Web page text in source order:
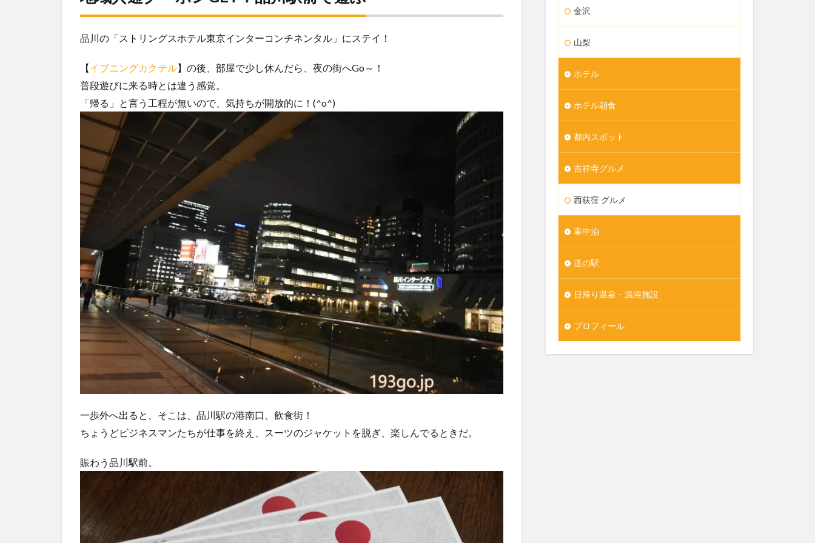
品川の「ストリングスホテル東京インターコンチネンタル」にステイ！
【イブニングカクテル】の後、部屋で少し休んだら、夜の街へGo～！
普段遊びに来る時とは違う感覚。
「帰る」と言う工程が無いので、気持ちが開放的に！(^o^)
一歩外へ出ると、そこは、品川駅の港南口、飲食街！
ちょうどビジネスマンたちが仕事を終え、スーツのジャケットを脱ぎ、楽しんでるときだ。
賑わう品川駅前。
金沢
山梨
ホテル
ホテル朝食
都内スポット
吉祥寺グルメ
西荻窪 グルメ
車中泊
道の駅
日帰り温泉・温浴施設
プロフィール